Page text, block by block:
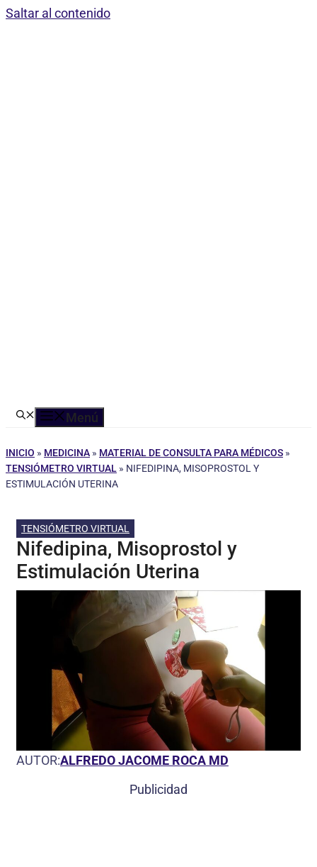
Saltar al contenido
Menú
INICIO » MEDICINA » MATERIAL DE CONSULTA PARA MÉDICOS »
TENSIÓMETRO VIRTUAL » NIFEDIPINA, MISOPROSTOL Y
ESTIMULACIÓN UTERINA
TENSIÓMETRO VIRTUAL
Nifedipina, Misoprostol y
Estimulación Uterina
AUTOR:ALFREDO JACOME ROCA MD
Publicidad